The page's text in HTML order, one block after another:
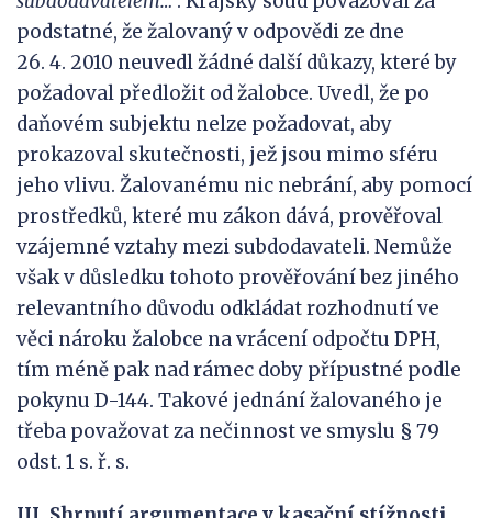
podstatné, že žalovaný v odpovědi ze dne
26. 4. 2010 neuvedl žádné další důkazy, které by
požadoval předložit od žalobce. Uvedl, že po
daňovém subjektu nelze požadovat, aby
prokazoval skutečnosti, jež jsou mimo sféru
jeho vlivu. Žalovanému nic nebrání, aby pomocí
prostředků, které mu zákon dává, prověřoval
vzájemné vztahy mezi subdodavateli. Nemůže
však v důsledku tohoto prověřování bez jiného
relevantního důvodu odkládat rozhodnutí ve
věci nároku žalobce na vrácení odpočtu DPH,
tím méně pak nad rámec doby přípustné podle
pokynu D-144. Takové jednání žalovaného je
třeba považovat za nečinnost ve smyslu § 79
odst. 1 s. ř. s.